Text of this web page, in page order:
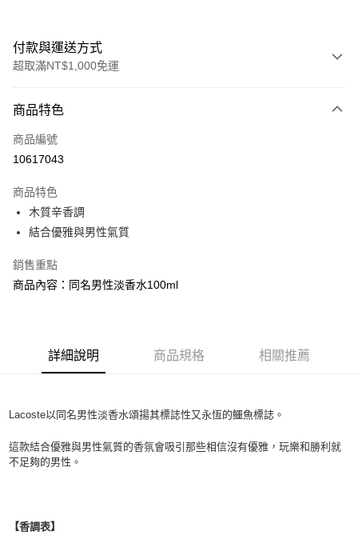
付款與運送方式
超取滿NT$1,000免運
信用卡一次付款
ATM付款
運送方式
付款後全家取貨
每筆NT$80，滿NT$1,000(含以上)免運費
付款後萊爾富取貨
每筆NT$100，滿NT$1,000(含以上)免運費
商品特色
商品編號
10617043
商品特色
木質辛香調
結合優雅與男性氣質
銷售重點
商品內容：同名男性淡香水100ml
詳細說明 商品規格 相關推薦
Lacoste以同名男性淡香水頌揚其標誌性又永恆的鱷魚標誌。
這款結合優雅與男性氣質的香氛會吸引那些相信沒有優雅，玩樂和勝利就
不足夠的男性。
【香調表】